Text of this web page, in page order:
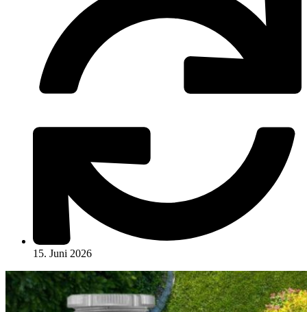
15. Juni 2026